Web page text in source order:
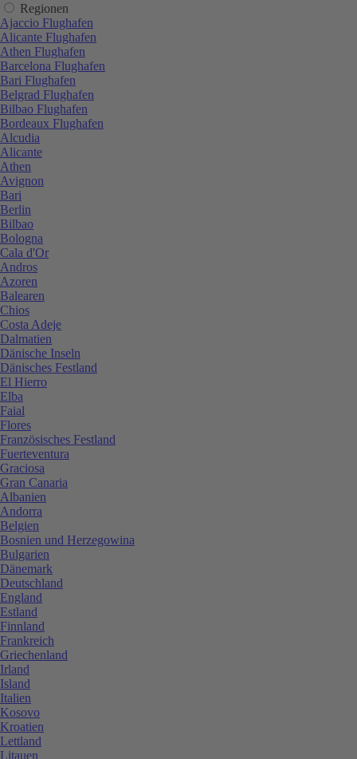
Regionen
Ajaccio Flughafen
Alicante Flughafen
Athen Flughafen
Barcelona Flughafen
Bari Flughafen
Belgrad Flughafen
Bilbao Flughafen
Bordeaux Flughafen
Alcudia
Alicante
Athen
Avignon
Bari
Berlin
Bilbao
Bologna
Cala d'Or
Andros
Azoren
Balearen
Chios
Costa Adeje
Dalmatien
Dänische Inseln
Dänisches Festland
El Hierro
Elba
Faial
Flores
Französisches Festland
Fuerteventura
Graciosa
Gran Canaria
Albanien
Andorra
Belgien
Bosnien und Herzegowina
Bulgarien
Dänemark
Deutschland
England
Estland
Finnland
Frankreich
Griechenland
Irland
Island
Italien
Kosovo
Kroatien
Lettland
Litauen